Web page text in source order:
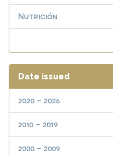
Nutrición
Date issued
2020 - 2026
2010 - 2019
2000 - 2009